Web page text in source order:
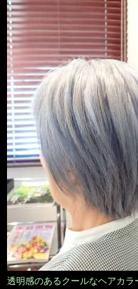
透明感のあるクールなヘアカラ